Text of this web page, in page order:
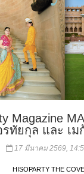
Magazine
ทัยกุล และ เม
17 มีนาคม 2569,
HISOPARTY THE